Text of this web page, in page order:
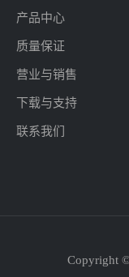
产品中心
质量保证
营业与销售
下载与支持
联系我们
Copyright